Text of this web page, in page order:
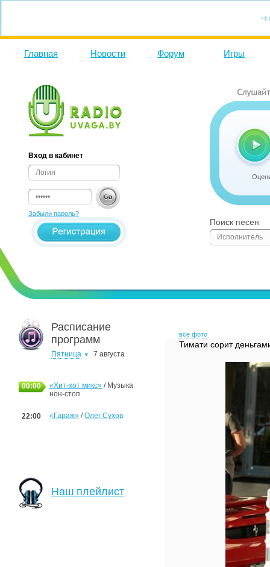
Главная Новости Форум Игры
Вход в кабинет
Забыли пароль?
Расписание
программ
Пятница 7 августа
00:00 «Хит-хот микс» / Музыка
нон-стоп
22:00 «Гараж» /Олег Сухов
Наш плейлист
Поиск песен
все фото
Тимати сорит